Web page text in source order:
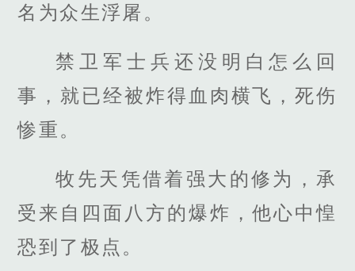
名为众生浮屠。
禁卫军士兵还没明白怎么回
事，就已经被炸得血肉横飞，死伤
惨重。
牧先天凭借着强大的修为，承
受来自四面八方的爆炸，他心中惶
恐到了极点。